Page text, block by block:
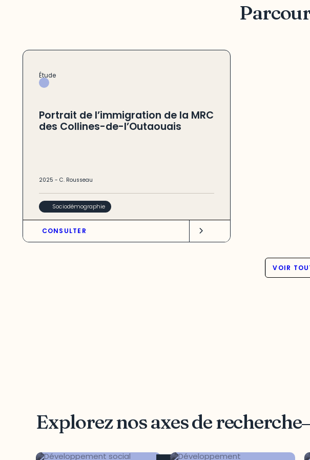
Étude
Portrait de l’immigration de la MRC
des Collines-de-l’Outaouais
2025 - C. Rousseau
Sociodémographie
CONSULTER
VOIR
Explorez nos axes de recherche